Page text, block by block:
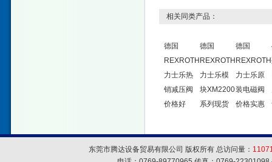
相关同类产品：
德国
REXROTH
力士乐热
销减压阀
价格好
德国
REXROTH
力士乐模
块XM2200
系列现货
德国
REXROTH
力士乐原
装电磁阀
价格实惠
东莞市腾达设备贸易有限公司 版权所有 总访问量：